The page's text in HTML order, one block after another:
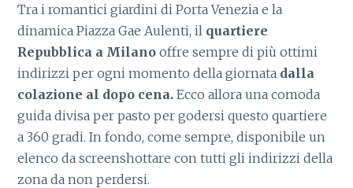
Tra i romantici giardini di Porta Venezia e la
dinamica Piazza Gae Aulenti, il quartiere
Repubblica a Milano offre sempre di più ottimi
indirizzi per ogni momento della giornata dalla
colazione al dopo cena.Ecco allora una comoda
guida divisa per pasto per godersi questo quartiere
a 360 gradi. In fondo, come sempre, disponibile un
elenco da screenshottare con tutti gli indirizzi della
zona da non perdersi.